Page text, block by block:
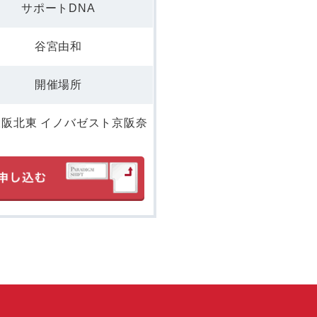
サポートDNA
谷宮由和
開催場所
北東 イノバゼスト京阪奈